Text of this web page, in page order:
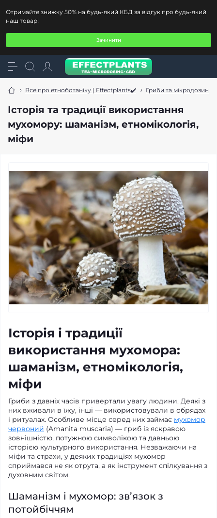
Отримайте знижку 50% на будь-який КБД за відгук про будь-який
наш товар!
Зачинити
Все про етноботаніку | Effectplants✔️ Гриби та мікродозинг
Історія та традиції використання
мухомору: шаманізм, етномікологія,
міфи
Історія і традиції
використання мухомора:
шаманізм, етномікологія,
міфи
Гриби з давніх часів привертали увагу людини. Деякі з
них вживали в їжу, інші — використовували в обрядах
і ритуалах. Особливе місце серед них займає мухомор
червоний (Amanita muscaria) — гриб із яскравою
зовнішністю, потужною символікою та давньою
історією культурного використання. Незважаючи на
міфи та страхи, у деяких традиціях мухомор
сприймався не як отрута, а як інструмент спілкування з
духовним світом.
Шаманізм і мухомор: зв’язок з
потойбіччям